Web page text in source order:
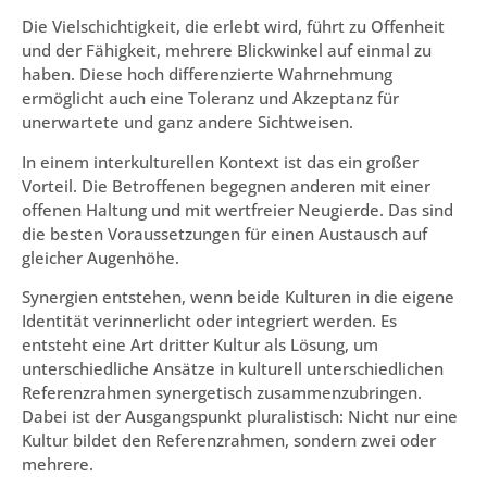
Die Vielschichtigkeit, die erlebt wird, führt zu Offenheit
und der Fähigkeit, mehrere Blickwinkel auf einmal zu
haben. Diese hoch differenzierte Wahrnehmung
ermöglicht auch eine Toleranz und Akzeptanz für
unerwartete und ganz andere Sichtweisen.
In einem interkulturellen Kontext ist das ein großer
Vorteil. Die Betroffenen begegnen anderen mit einer
offenen Haltung und mit wertfreier Neugierde. Das sind
die besten Voraussetzungen für einen Austausch auf
gleicher Augenhöhe.
Synergien entstehen, wenn beide Kulturen in die eigene
Identität verinnerlicht oder integriert werden. Es
entsteht eine Art dritter Kultur als Lösung, um
unterschiedliche Ansätze in kulturell unterschiedlichen
Referenzrahmen synergetisch zusammenzubringen.
Dabei ist der Ausgangspunkt pluralistisch: Nicht nur eine
Kultur bildet den Referenzrahmen, sondern zwei oder
mehrere.